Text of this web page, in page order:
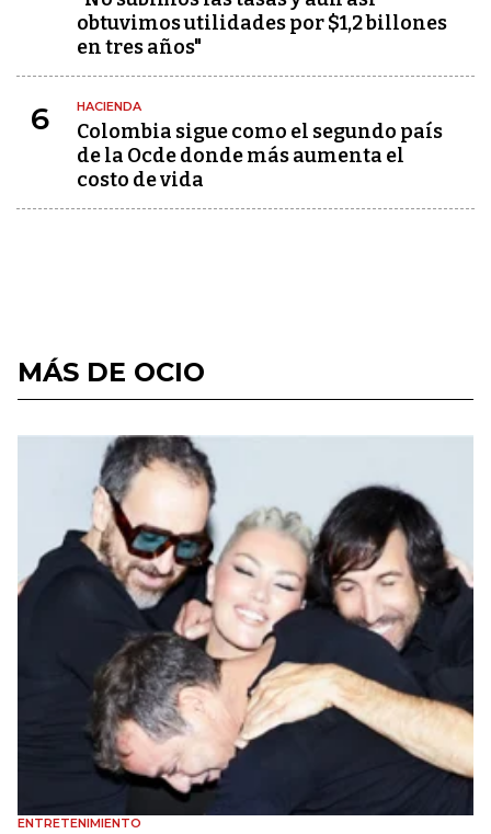
obtuvimos utilidades por $1,2 billones
en tres años"
6 HACIENDA
Colombia sigue como el segundo país
de la Ocde donde más aumenta el
costo de vida
MÁS DE OCIO
ENTRETENIMIENTO